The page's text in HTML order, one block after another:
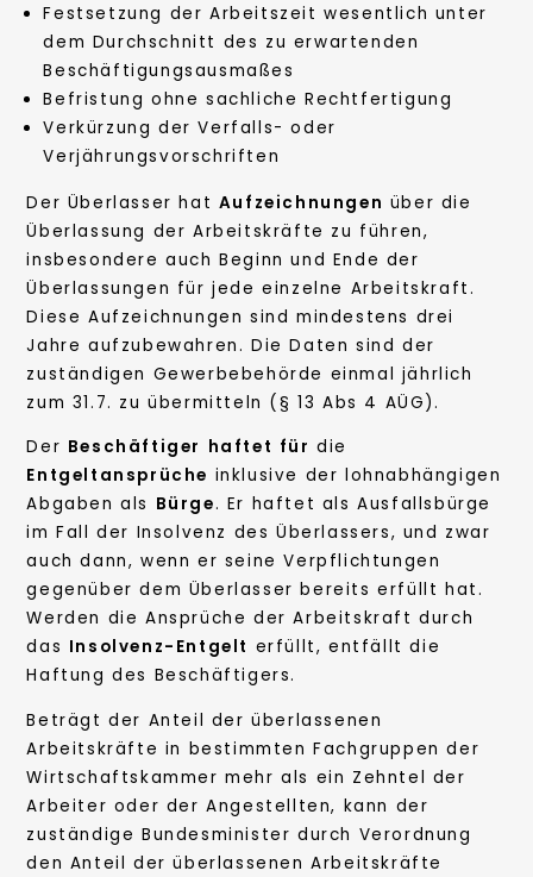
Festsetzung der Arbeitszeit wesentlich unter
dem Durchschnitt des zu erwartenden
Beschäftigungsausmaßes
Befristung ohne sachliche Rechtfertigung
Verkürzung der Verfalls- oder
Verjährungsvorschriften
Der Überlasser hat Aufzeichnungen über die
Überlassung der Arbeitskräfte zu führen,
insbesondere auch Beginn und Ende der
Überlassungen für jede einzelne Arbeitskraft.
Diese Aufzeichnungen sind mindestens drei
Jahre aufzubewahren. Die Daten sind der
zuständigen Gewerbebehörde einmal jährlich
zum 31.7. zu übermitteln (§ 13 Abs 4 AÜG).
Der Beschäftiger haftet für die
Entgeltansprüche inklusive der lohnabhängigen
Abgaben als Bürge. Er haftet als Ausfallsbürge
im Fall der Insolvenz des Überlassers, und zwar
auch dann, wenn er seine Verpflichtungen
gegenüber dem Überlasser bereits erfüllt hat.
Werden die Ansprüche der Arbeitskraft durch
das Insolvenz-Entgelt erfüllt, entfällt die
Haftung des Beschäftigers.
Beträgt der Anteil der überlassenen
Arbeitskräfte in bestimmten Fachgruppen der
Wirtschaftskammer mehr als ein Zehntel der
Arbeiter oder der Angestellten, kann der
zuständige Bundesminister durch Verordnung
den Anteil der überlassenen Arbeitskräfte